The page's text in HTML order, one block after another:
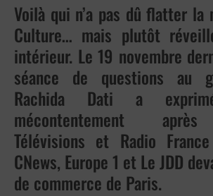
Voilà qui n’a pas dû flatter
Culture… mais plutôt
intérieur. Le 19 novembre
séance de questions au
Rachida Dati a
mécontentement après
Télévisions et Radio
CNews, Europe 1 et Le JDD
de commerce de Paris.